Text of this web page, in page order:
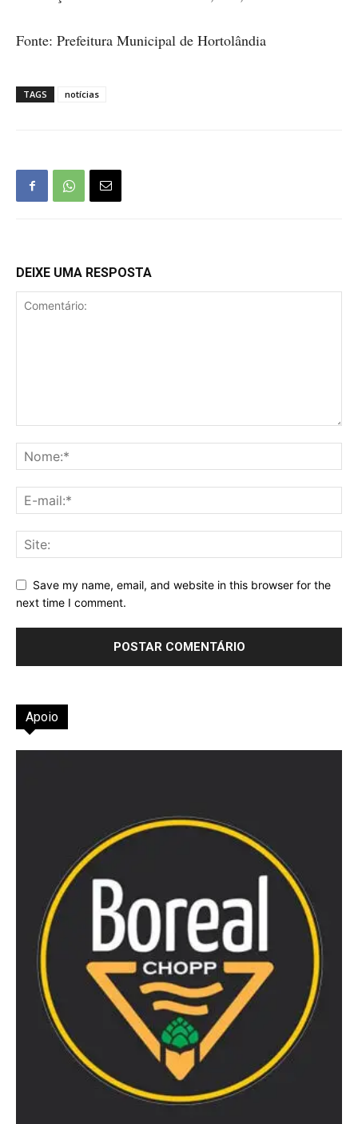
Fonte: Prefeitura Municipal de Hortolândia
TAGS notícias
DEIXE UMA RESPOSTA
Save my name, email, and website in this browser for the
next time I comment.
Apoio